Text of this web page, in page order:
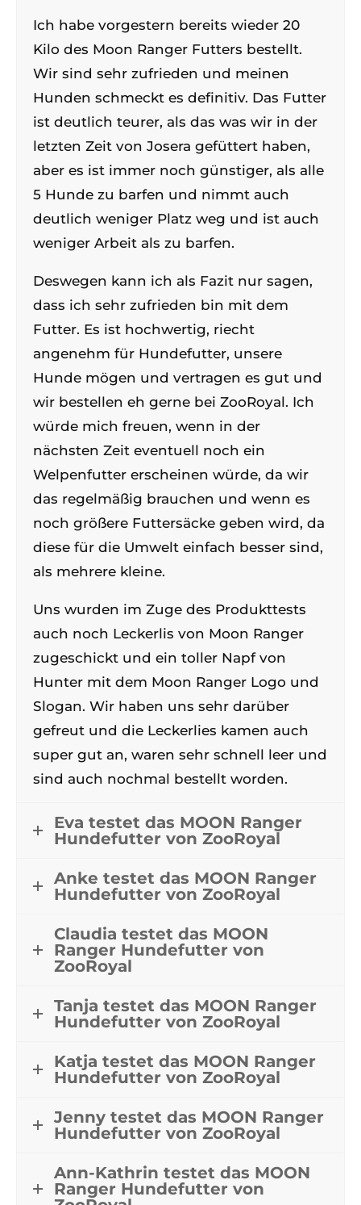
Ich habe vorgestern bereits wieder 20
Kilo des Moon Ranger Futters bestellt.
Wir sind sehr zufrieden und meinen
Hunden schmeckt es definitiv. Das Futter
ist deutlich teurer, als das was wir in der
letzten Zeit von Josera gefüttert haben,
aber es ist immer noch günstiger, als alle
5 Hunde zu barfen und nimmt auch
deutlich weniger Platz weg und ist auch
weniger Arbeit als zu barfen.
Deswegen kann ich als Fazit nur sagen,
dass ich sehr zufrieden bin mit dem
Futter. Es ist hochwertig, riecht
angenehm für Hundefutter, unsere
Hunde mögen und vertragen es gut und
wir bestellen eh gerne bei ZooRoyal. Ich
würde mich freuen, wenn in der
nächsten Zeit eventuell noch ein
Welpenfutter erscheinen würde, da wir
das regelmäßig brauchen und wenn es
noch größere Futtersäcke geben wird, da
diese für die Umwelt einfach besser sind,
als mehrere kleine.
Uns wurden im Zuge des Produkttests
auch noch Leckerlis von Moon Ranger
zugeschickt und ein toller Napf von
Hunter mit dem Moon Ranger Logo und
Slogan. Wir haben uns sehr darüber
gefreut und die Leckerlies kamen auch
super gut an, waren sehr schnell leer und
sind auch nochmal bestellt worden.
Eva testet das MOON Ranger
Hundefutter von ZooRoyal
Anke testet das MOON Ranger
Hundefutter von ZooRoyal
Claudia testet das MOON
Ranger Hundefutter von
ZooRoyal
Tanja testet das MOON Ranger
Hundefutter von ZooRoyal
Katja testet das MOON Ranger
Hundefutter von ZooRoyal
Jenny testet das MOON Ranger
Hundefutter von ZooRoyal
Ann-Kathrin testet das MOON
Ranger Hundefutter von